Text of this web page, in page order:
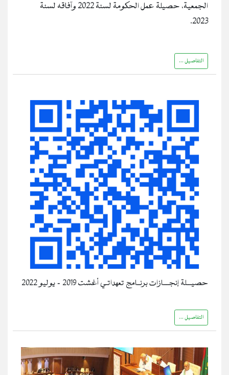
الجمعية، حصيلة عمل الحكومة لسنة 2022 وآفاقه لسنة
2023.
التفاصيل ...
حصيـــلة إنجــــازات برنــامج تعهداتـي أغشت 2019 - يوليو 2022
التفاصيل ...